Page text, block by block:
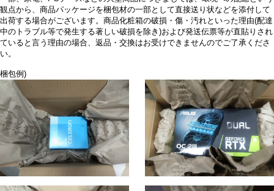
観点から、商品パッケージを梱包材の一部として直接送り状などを添付して
出荷する場合がございます。商品化粧箱の破損・傷・汚れといった理由(配達
中のトラブル等で発生する著しい破損を除き)および発送伝票等が直貼りされ
ていると言う理由の場合、返品・交換はお受けできませんのでご了承くださ
い。
梱包例)